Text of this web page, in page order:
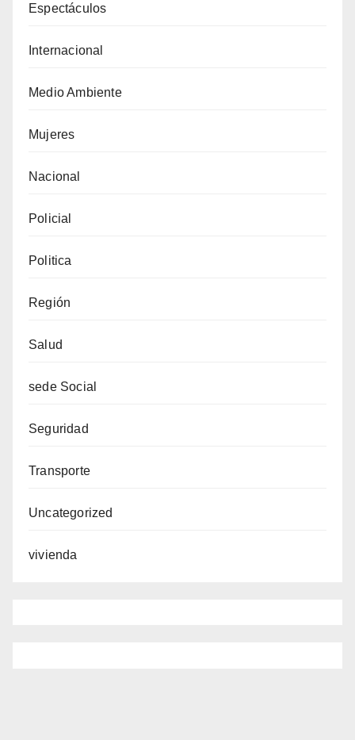
Espectáculos
Internacional
Medio Ambiente
Mujeres
Nacional
Policial
Politica
Región
Salud
sede Social
Seguridad
Transporte
Uncategorized
vivienda